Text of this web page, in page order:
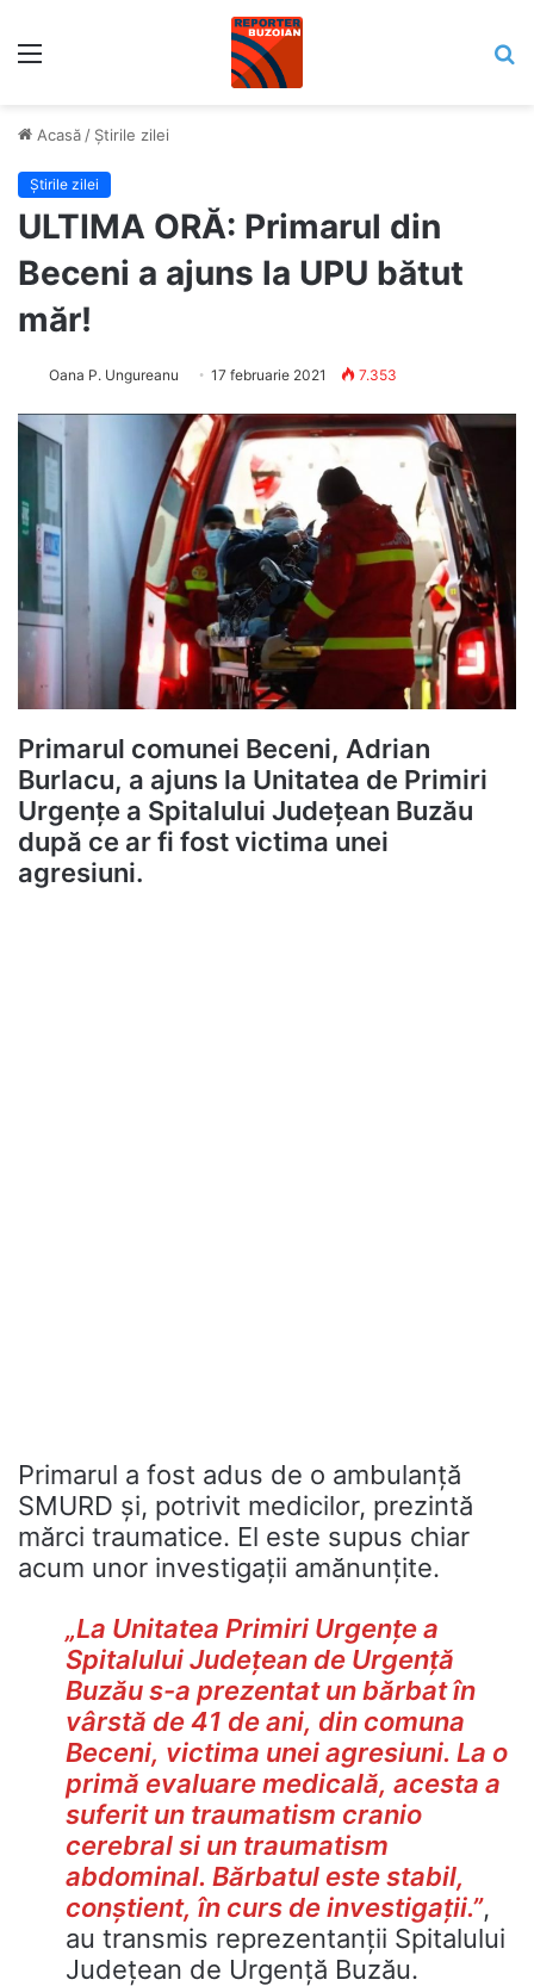
Acasă / Știrile zilei
Știrile zilei
ULTIMA ORĂ: Primarul din
Beceni a ajuns la UPU bătut
măr!
Oana P. Ungureanu 17 februarie 2021 7.353
Primarul comunei Beceni, Adrian
Burlacu, a ajuns la Unitatea de Primiri
Urgențe a Spitalului Județean Buzău
după ce ar fi fost victima unei
agresiuni.
Primarul a fost adus de o ambulanță
SMURD și, potrivit medicilor, prezintă
mărci traumatice. El este supus chiar
acum unor investigații amănunțite.
„La Unitatea Primiri Urgențe a
Spitalului Județean de Urgență
Buzău s-a prezentat un bărbat în
vârstă de 41 de ani, din comuna
Beceni, victima unei agresiuni. La o
primă evaluare medicală, acesta a
suferit un traumatism cranio
cerebral si un traumatism
abdominal. Bărbatul este stabil,
conștient, în curs de investigații.”,
au transmis reprezentanții Spitalului
Județean de Urgență Buzău.